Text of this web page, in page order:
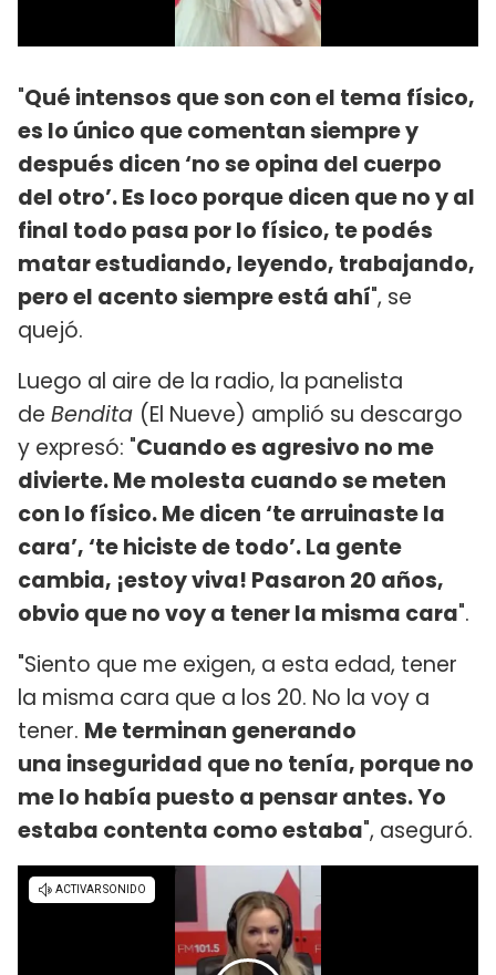
"Qué intensos que son con el tema físico,
es lo único que comentan siempre y
después dicen ‘no se opina del cuerpo
del otro’. Es loco porque dicen que no y al
final todo pasa por lo físico, te podés
matar estudiando, leyendo, trabajando,
pero el acento siempre está ahí", se
quejó.
Luego al aire de la radio, la panelista
de Bendita (El Nueve) amplió su descargo
y expresó: "Cuando es agresivo no me
divierte.Me molesta cuando se meten
con lo físico. Me dicen ‘te arruinaste la
cara’, ‘te hiciste de todo’. La gente
cambia, ¡estoy viva! Pasaron 20 años,
obvio que no voy a tener la misma cara".
"Siento que me exigen, a esta edad, tener
la misma cara que a los 20. No la voy a
tener. Me terminan generando
una inseguridad que no tenía, porque no
me lo había puesto a pensar antes. Yo
estaba contenta como estaba", aseguró.